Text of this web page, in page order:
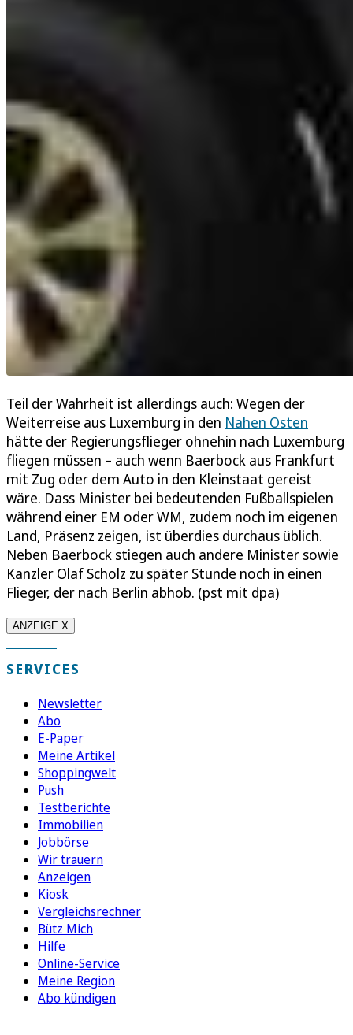
Teil der Wahrheit ist allerdings auch: Wegen der
Weiterreise aus Luxemburg in den Nahen Osten
hätte der Regierungsflieger ohnehin nach Luxemburg
fliegen müssen – auch wenn Baerbock aus Frankfurt
mit Zug oder dem Auto in den Kleinstaat gereist
wäre. Dass Minister bei bedeutenden Fußballspielen
während einer EM oder WM, zudem noch im eigenen
Land, Präsenz zeigen, ist überdies durchaus üblich.
Neben Baerbock stiegen auch andere Minister sowie
Kanzler Olaf Scholz zu später Stunde noch in einen
Flieger, der nach Berlin abhob. (pst mit dpa)
ANZEIGE X
SERVICES
Newsletter
Abo
E-Paper
Meine Artikel
Shoppingwelt
Push
Testberichte
Immobilien
Jobbörse
Wir trauern
Anzeigen
Kiosk
Vergleichsrechner
Bütz Mich
Hilfe
Online-Service
Meine Region
Abo kündigen